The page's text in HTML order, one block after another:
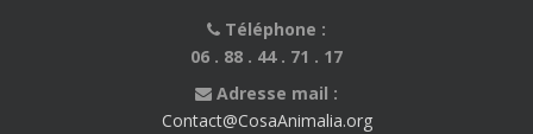
Téléphone :
06 . 88 . 44 . 71 . 17
Adresse mail :
Contact@CosaAnimalia.org